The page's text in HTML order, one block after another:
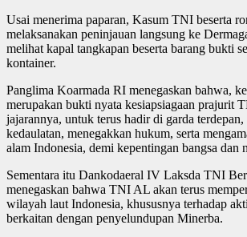
Usai menerima paparan, Kasum TNI beserta
melaksanakan peninjauan langsung ke
melihat kapal tangkapan beserta barang bukti
kontainer.
Panglima Koarmada RI menegaskan bahwa,
merupakan bukti nyata kesiapsiagaan prajurit
jajarannya, untuk terus hadir di garda terdepan,
kedaulatan, menegakkan hukum, serta
alam Indonesia, demi kepentingan bangsa dan
Sementara itu Dankodaeral IV Laksda TNI
menegaskan bahwa TNI AL akan terus
wilayah laut Indonesia, khususnya terhadap
berkaitan dengan penyelundupan Minerba.